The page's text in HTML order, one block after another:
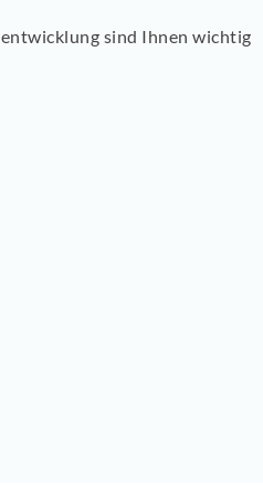
sind Ihnen wichtig